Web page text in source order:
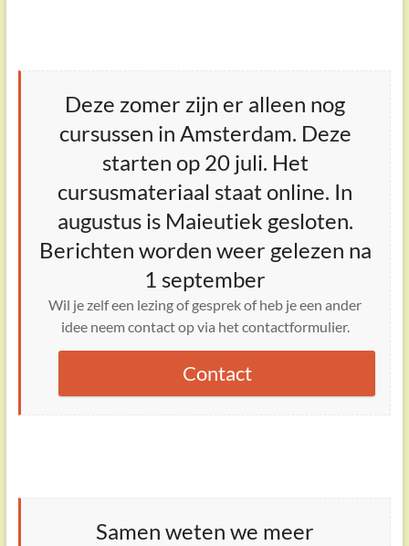
Deze zomer zijn er alleen nog
cursussen in Amsterdam. Deze
starten op 20 juli. Het
cursusmateriaal staat online. In
augustus is Maieutiek gesloten.
Berichten worden weer gelezen na
1 september
Wil je zelf een lezing of gesprek of heb je een ander
idee neem contact op via het contactformulier.
Contact
Samen weten we meer